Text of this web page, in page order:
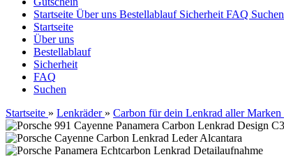
Startseite Über uns Bestellablauf Sicherheit FAQ Suchen
Startseite
Über uns
Bestellablauf
Sicherheit
FAQ
Suchen
Startseite » Lenkräder » Carbon für dein Lenkrad aller Marken